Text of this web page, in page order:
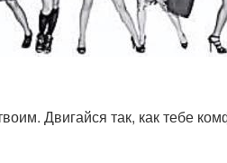
Двигайся так, как тебе